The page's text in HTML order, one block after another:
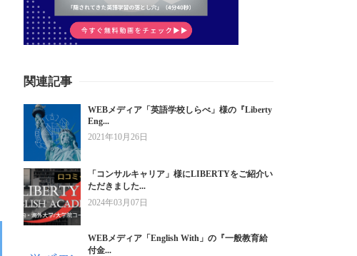
関連記事
WEBメディア「英語学校しらべ」様の『Liberty
Eng...
2021年10月26日
「コンサルキャリア」様にLIBERTYをご紹介い
ただきました...
2024年03月07日
WEBメディア「English With」の『一般教育給
付金...